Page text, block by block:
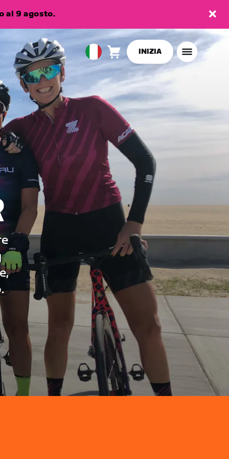
al 9 agosto.
European
Union
Italiano
Carrello0
articoli
INIZIA